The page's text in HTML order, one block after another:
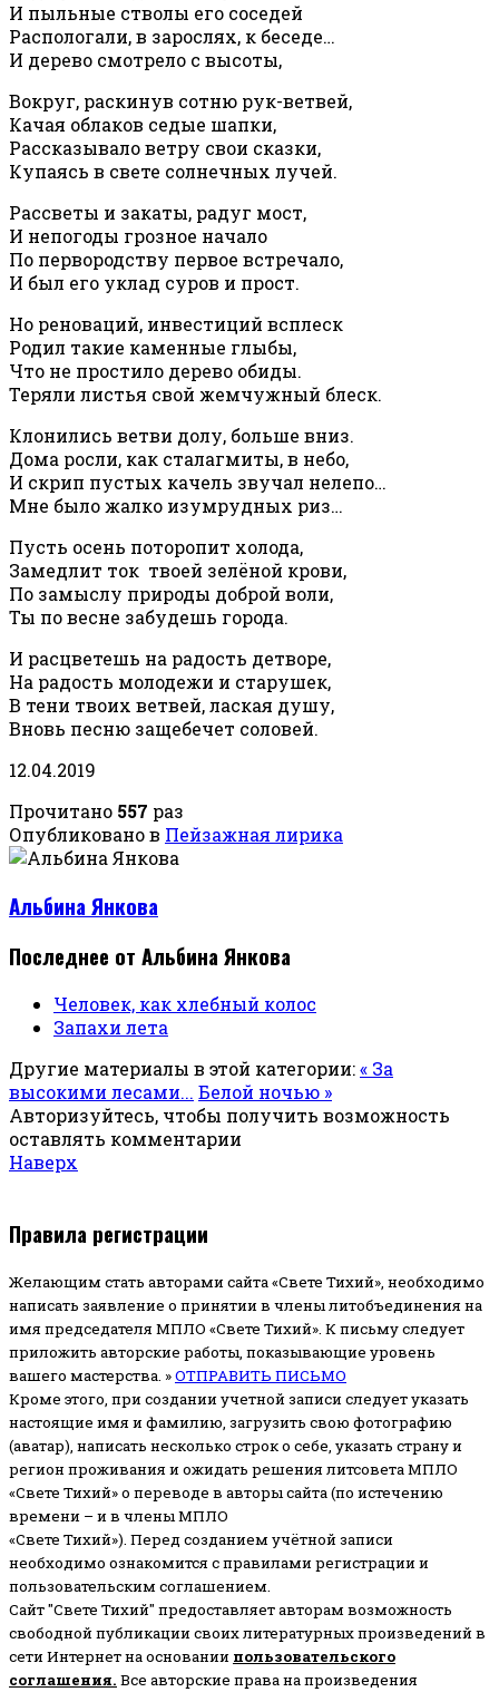
И пыльные стволы его соседей
Распологали, в зарослях, к беседе…
И дерево смотрело с высоты,
Вокруг, раскинув сотню рук-ветвей,
Качая облаков седые шапки,
Рассказывало ветру свои сказки,
Купаясь в свете солнечных лучей.
Рассветы и закаты, радуг мост,
И непогоды грозное начало
По первородству первое встречало,
И был его уклад суров и прост.
Но реноваций, инвестиций всплеск
Родил такие каменные глыбы,
Что не простило дерево обиды.
Теряли листья свой жемчужный блеск.
Клонились ветви долу, больше вниз.
Дома росли, как сталагмиты, в небо,
И скрип пустых качель звучал нелепо…
Мне было жалко изумрудных риз…
Пусть осень поторопит холода,
Замедлит ток твоей зелёной крови,
По замыслу природы доброй воли,
Ты по весне забудешь города.
И расцветешь на радость детворе,
На радость молодежи и старушек,
В тени твоих ветвей, лаская душу,
Вновь песню защебечет соловей.
12.04.2019
Прочитано 557 раз
Опубликовано в Пейзажная лирика
Альбина Янкова
Последнее от Альбина Янкова
Человек, как хлебный колос
Запахи лета
Другие материалы в этой категории:« За
высокими лесами... Белой ночью »
Авторизуйтесь, чтобы получить возможность
оставлять комментарии
Наверх
Правила регистрации
Желающим стать авторами сайта «Свете Тихий», необходимо
написать заявление о принятии в члены литобъединения на
имя председателя МПЛО «Свете Тихий». К письму следует
приложить авторские работы, показывающие уровень
вашего мастерства. »ОТПРАВИТЬ ПИСЬМО
Кроме этого, при создании учетной записи следует указать
настоящие имя и фамилию, загрузить свою фотографию
(аватар), написать несколько строк о себе, указать страну и
регион проживания и ожидать решения литсовета МПЛО
«Свете Тихий» о переводе в авторы сайта (по истечению
времени – и в члены МПЛО
«Свете Тихий»). Перед созданием учётной записи
необходимо ознакомится с правилами регистрации и
пользовательским соглашением.
Сайт "Свете Тихий" предоставляет авторам возможность
свободной публикации своих литературных произведений в
сети Интернет на основании пользовательского
соглашения. Все авторские права на произведения